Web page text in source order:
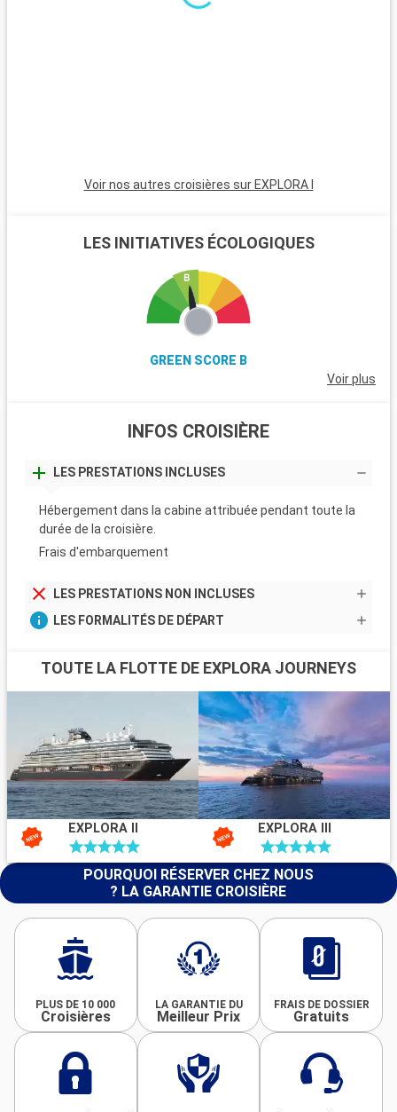
Voir nos autres croisières sur EXPLORA I
LES INITIATIVES ÉCOLOGIQUES
GREEN SCORE B
Voir plus
INFOS CROISIÈRE
LES PRESTATIONS INCLUSES
Hébergement dans la cabine attribuée pendant toute la
durée de la croisière.
Frais d'embarquement
LES PRESTATIONS NON INCLUSES
LES FORMALITÉS DE DÉPART
TOUTE LA FLOTTE DE EXPLORA JOURNEYS
EXPLORA II EXPLORA III
POURQUOI RÉSERVER CHEZ NOUS
? LA GARANTIE CROISIÈRE
PLUS DE 10 000
Croisières
LA GARANTIE DU
Meilleur Prix
FRAIS DE DOSSIER
Gratuits